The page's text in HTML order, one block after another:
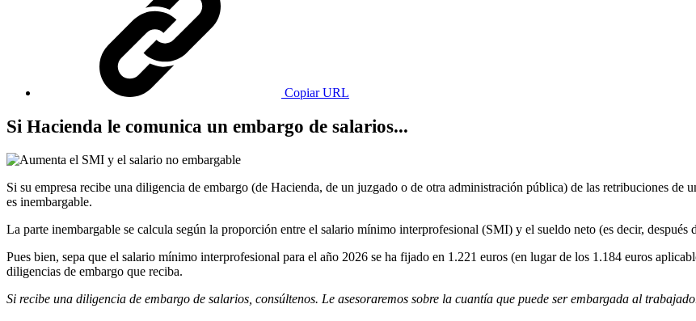
Copiar URL
Si Hacienda le comunica un embargo de salarios...
Si su empresa recibe una diligencia de embargo (de Hacienda, de un juzgado o de otra administración pública) de las retribuciones de
es inembargable.
La parte inembargable se calcula según la proporción entre el salario mínimo interprofesional (SMI) y el sueldo neto (es decir,
Pues bien, sepa que el salario mínimo interprofesional para el año 2026 se ha fijado en 1.221 euros (en lugar de los 1.184 euros
diligencias de embargo que reciba.
Si recibe una diligencia de embargo de salarios, consúltenos. Le asesoraremos sobre la cuantía que puede ser embargada al